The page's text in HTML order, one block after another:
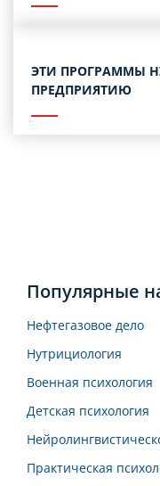
ЭТИ ПРОГРАММЫ
ПРЕДПРИЯТИЮ
Популярные
Нефтегазовое дело
Нутрициология
Военная психология
Детская психология
Практическая